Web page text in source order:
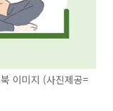
이미지 (사진제공=